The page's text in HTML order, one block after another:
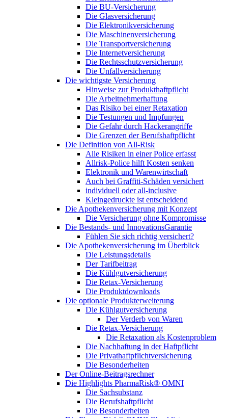
Die BU-Versicherung
Die Glasversicherung
Die Elektronikversicherung
Die Maschinenversicherung
Die Transportversicherung
Die Internetversicherung
Die Rechtsschutzversicherung
Die Unfallversicherung
Die wichtigste Versicherung
Hinweise zur Produkthaftpflicht
Die Arbeitnehmerhaftung
Das Risiko bei einer Retaxation
Die Testungen und Impfungen
Die Gefahr durch Hackerangriffe
Die Grenzen der Berufshaftpflicht
Die Definition von All-Risk
Alle Risiken in einer Police erfasst
Allrisk-Police hilft Kosten senken
Elektronik und Warenwirtschaft
Auch bei Graffiti-Schäden versichert
individuell oder all-inclusive
Kleingedruckte ist entscheidend
Die Apothekenversicherung mit Konzept
Die Versicherung ohne Kompromisse
Die Bestands- und InnovationsGarantie
Fühlen Sie sich richtig versichert?
Die Apothekenversicherung im Überblick
Die Leistungsdetails
Der Tarifbeitrag
Die Kühlgutversicherung
Die Retax-Versicherung
Die Produktdownloads
Die optionale Produkterweiterung
Die Kühlgutversicherung
Der Verderb von Waren
Die Retax-Versicherung
Die Retaxation als Kostenproblem
Die Nachhaftung in der Haftpflicht
Die Privathaftpflichtversicherung
Die Besonderheiten
Der Online-Beitragsrechner
Die Highlights PharmaRisk® OMNI
Die Sachsubstanz
Die Berufshaftpflicht
Die Besonderheiten